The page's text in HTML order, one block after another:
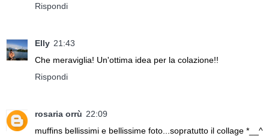
Rispondi
Elly 21:43
Che meraviglia! Un'ottima idea per la colazione!!
Rispondi
rosaria orrù 22:09
muffins bellissimi e bellissime foto...sopratutto il collage *__^